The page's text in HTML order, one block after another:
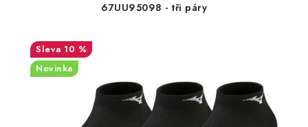
67UU95098 - tři páry
10 %
Novinka